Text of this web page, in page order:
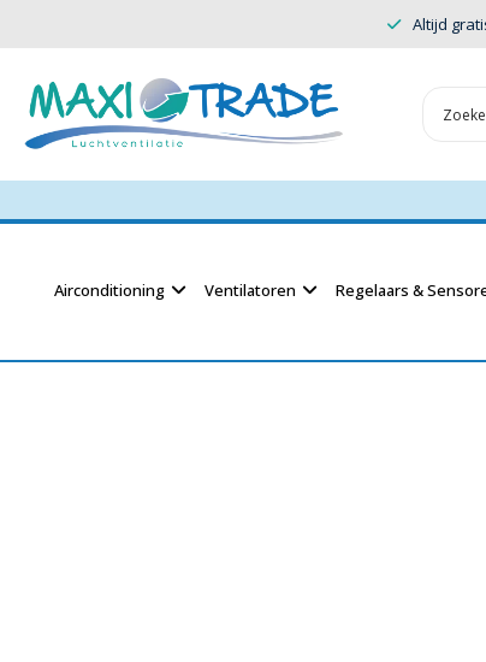
Altijd
Airconditioning Ventilatoren Regelaars &